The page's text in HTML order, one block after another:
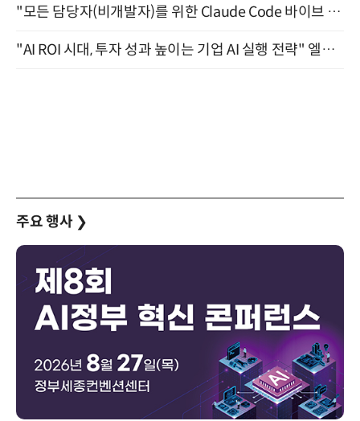
"모든 담당자(비개발자)를 위한 Claude Code 바이브 코딩 2-day 부트캠프" 9월 16~17일 개최
"AI ROI 시대, 투자 성과 높이는 기업 AI 실행 전략" 엘타워 6층 (9월 18일)
주요 행사 ❯